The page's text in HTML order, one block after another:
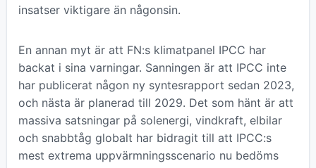
insatser viktigare än någonsin.
En annan myt är att FN:s klimatpanel IPCC har
backat i sina varningar. Sanningen är att IPCC inte
har publicerat någon ny syntesrapport sedan 2023,
och nästa är planerad till 2029. Det som hänt är att
massiva satsningar på solenergi, vindkraft, elbilar
och snabbtåg globalt har bidragit till att IPCC:s
mest extrema uppvärmningsscenario nu bedöms